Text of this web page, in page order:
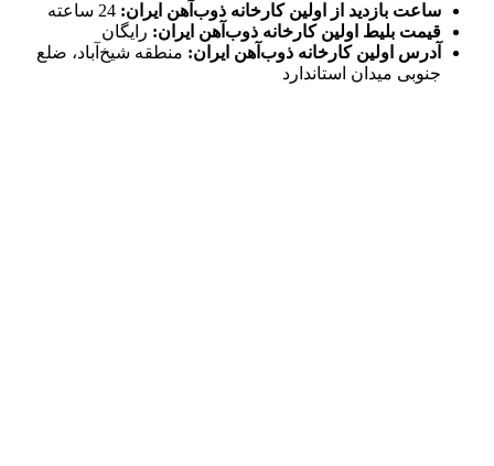
ساعت بازدید از اولین کارخانه ذوب‌آهن ایران:
قیمت بلیط اولین کارخانه ذوب‌آهن ایران: رایگان
آدرس اولین کارخانه ذوب‌آهن ایران: منطقه شیخ‌آباد، ضلع
جنوبی میدان استاندارد